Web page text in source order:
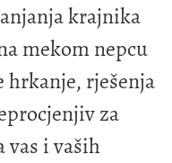
krajnika
mekom nepcu
rješenja
za
i vaših